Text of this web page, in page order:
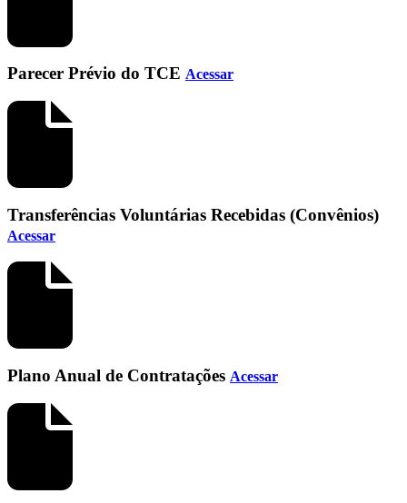
Parecer Prévio do TCE Acessar
Transferências Voluntárias Recebidas (Convênios)
Acessar
Plano Anual de Contratações Acessar